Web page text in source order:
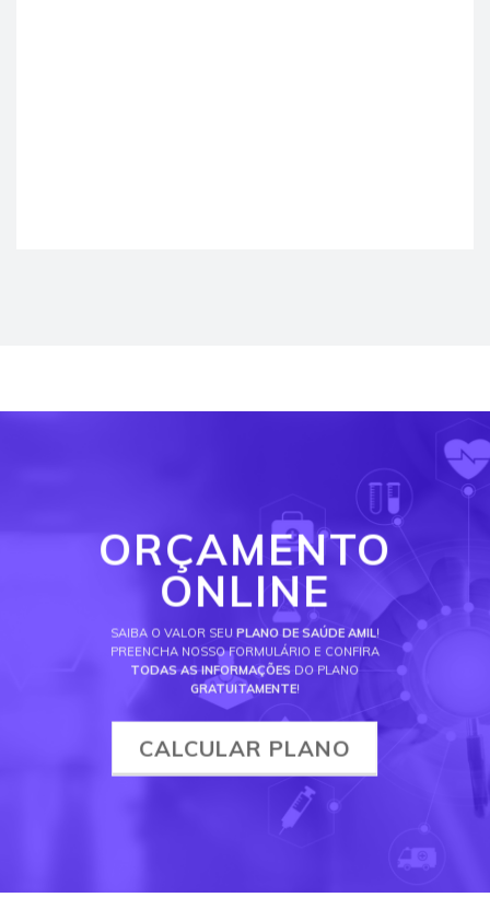
ORÇAMENTO
ONLINE
SAIBA O VALOR SEU PLANO DE SAÚDE AMIL!
PREENCHA NOSSO FORMULÁRIO E CONFIRA
TODAS AS INFORMAÇÕES DO PLANO
GRATUITAMENTE!
CALCULAR PLANO